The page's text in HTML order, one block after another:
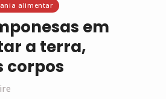
alimentar
em
a terra,
corpos